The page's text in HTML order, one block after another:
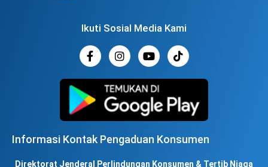
Ikuti Sosial Media Kami
Informasi Kontak Pengaduan Konsumen
Direktorat Jenderal Perlindungan Konsumen & Tertib Niaga